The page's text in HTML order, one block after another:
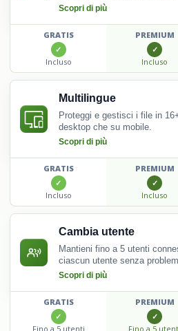
Scopri di più
GRATIS
Incluso
PREMIUM
Incluso
Multilingue
Proteggi e gestisci i file in
desktop che su mobile.
Scopri di più
GRATIS
Incluso
PREMIUM
Incluso
Cambia utente
Mantieni fino a 5 utenti
ciascun utente senza
Scopri di più
GRATIS
Fino a 5 utenti
PREMIUM
Fino a 5